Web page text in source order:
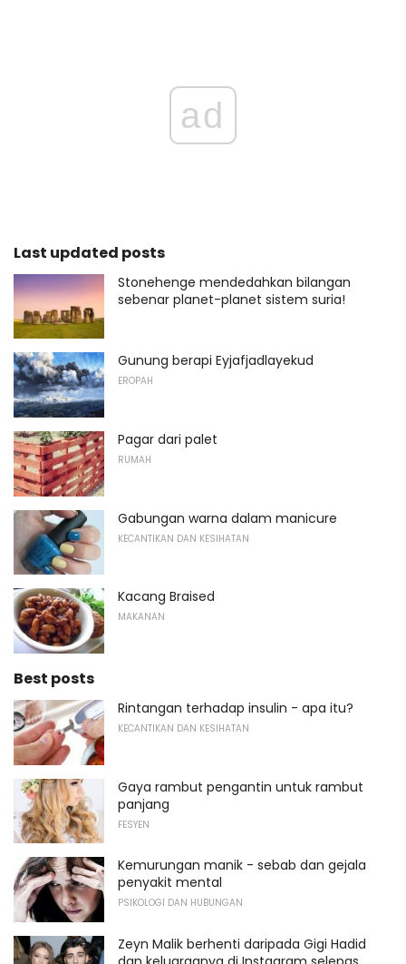
ad
Last updated posts
Stonehenge mendedahkan bilangan
sebenar planet-planet sistem suria!
Gunung berapi Eyjafjadlayekud
EROPAH
Pagar dari palet
RUMAH
Gabungan warna dalam manicure
KECANTIKAN DAN KESIHATAN
Kacang Braised
MAKANAN
Best posts
Rintangan terhadap insulin - apa itu?
KECANTIKAN DAN KESIHATAN
Gaya rambut pengantin untuk rambut
panjang
FESYEN
Kemurungan manik - sebab dan gejala
penyakit mental
PSIKOLOGI DAN HUBUNGAN
Zeyn Malik berhenti daripada Gigi Hadid